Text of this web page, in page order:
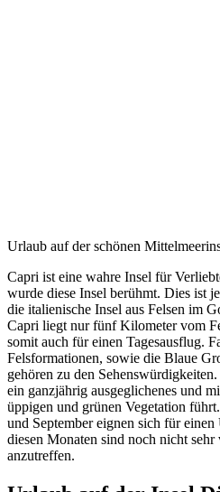
Urlaub auf der schönen
Capri ist eine wahre Insel für
wurde diese Insel berühmt. Dies ist
die italienische Insel aus Felsen im
Capri liegt nur fünf Kilometer vom
somit auch für einen Tagesausflug.
Felsformationen, sowie die Blaue
gehören zu den
ein ganzjährig ausgeglichenes und
üppigen und grünen Vegetation
und September eignen sich für
diesen Monaten sind noch nicht
anzutreffen.